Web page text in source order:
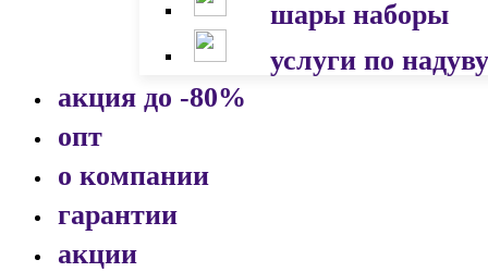
шары наборы
услуги по надуву
акция до -80%
опт
о компании
гарантии
акции